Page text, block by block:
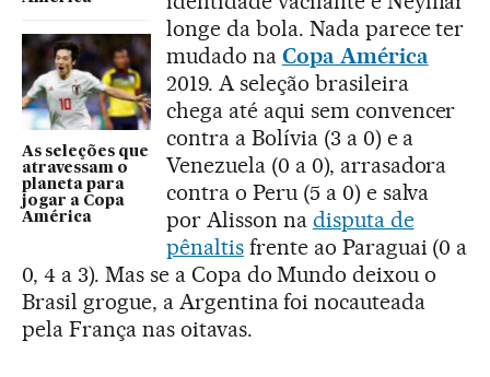
As seleções que
atravessam o
planeta para
jogar a Copa
América
longe da bola. Nada parece ter
mudado na Copa América
2019. A seleção brasileira
chega até aqui sem convencer
contra a Bolívia (3 a 0) e a
Venezuela (0 a 0), arrasadora
contra o Peru (5 a 0) e salva
por Alisson na disputa de
pênaltisfrente ao Paraguai (0 a
0, 4 a 3). Mas se a Copa do Mundo deixou o
Brasil grogue, a Argentina foi nocauteada
pela França nas oitavas.